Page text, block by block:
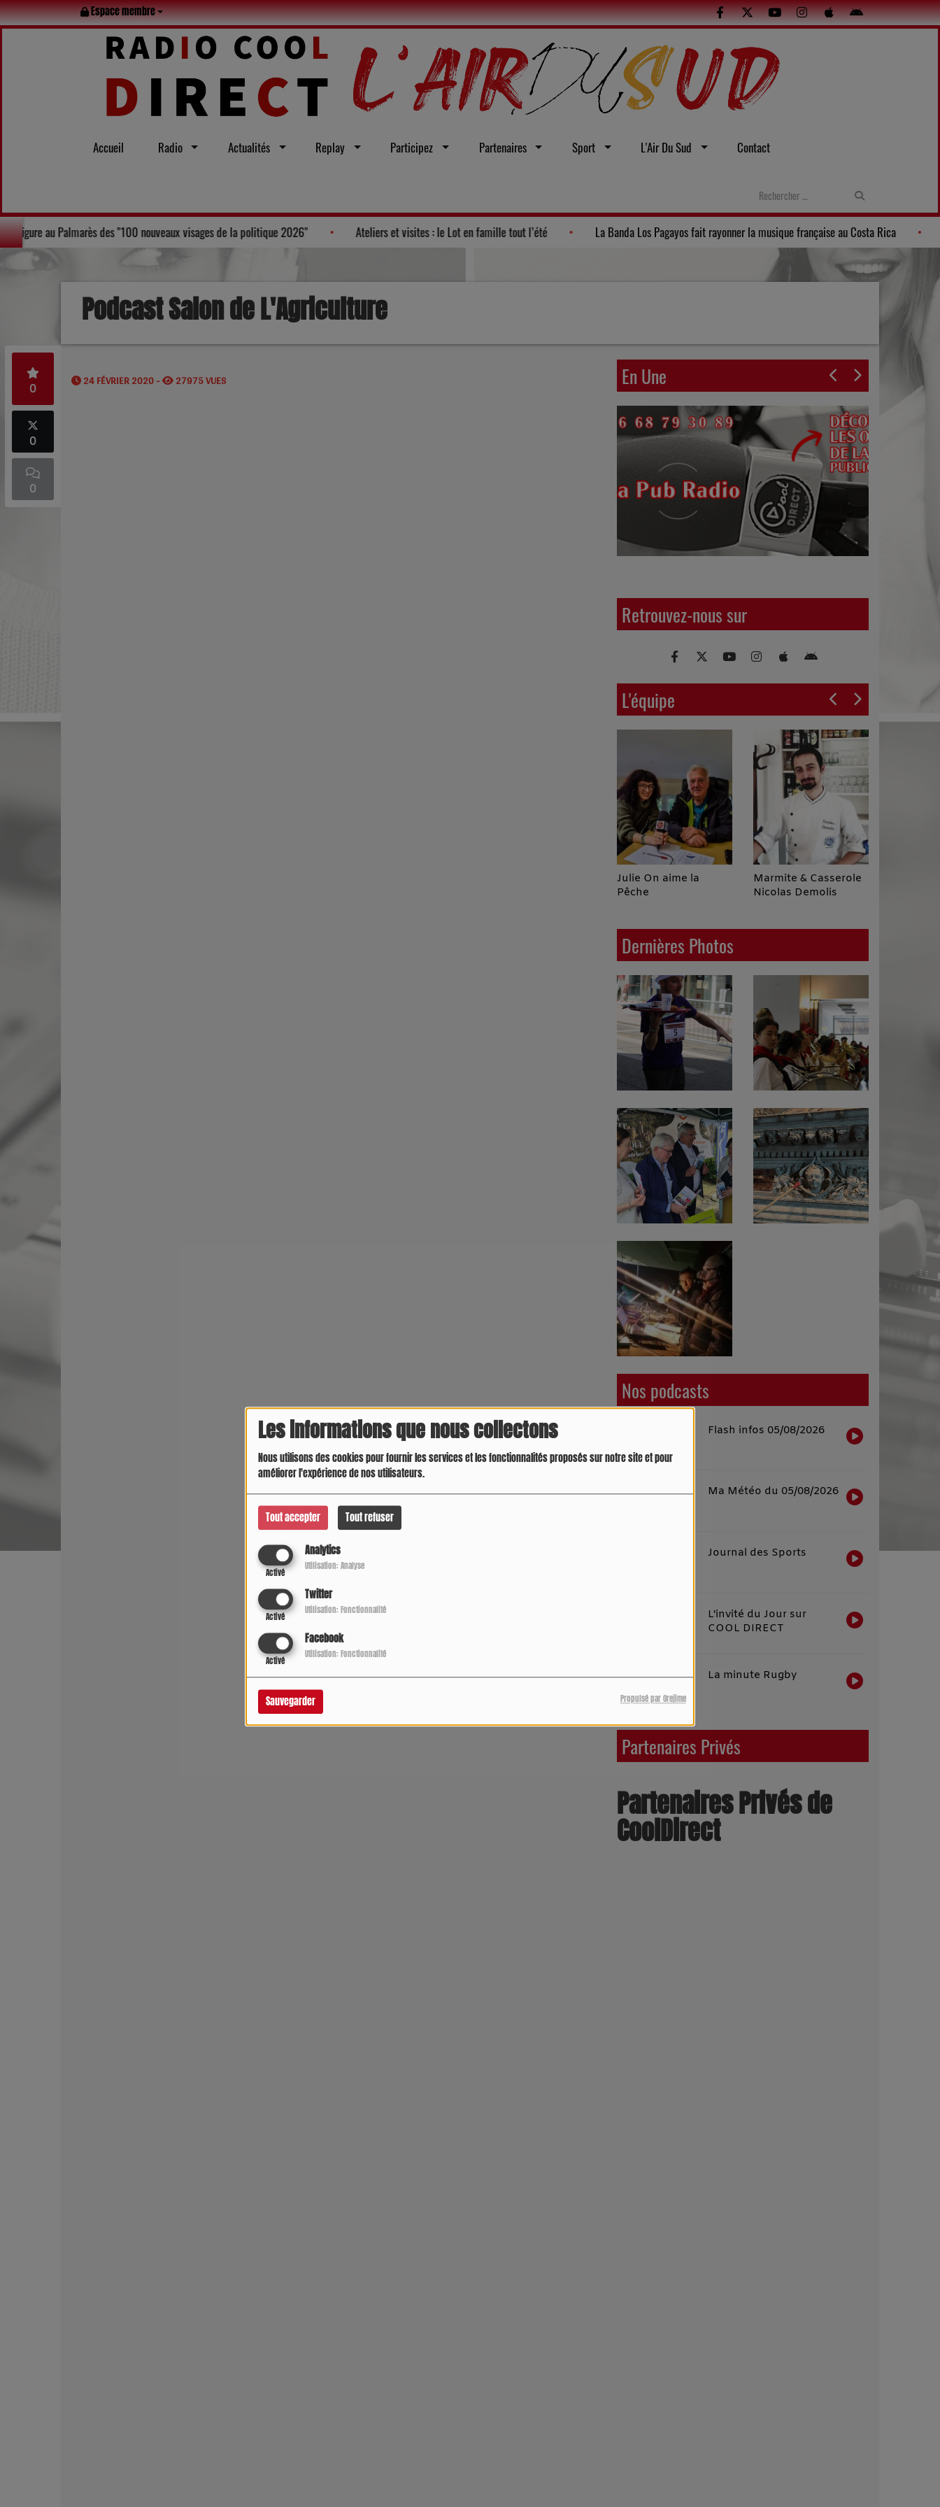
Les informations que nous collectons
Nous utilisons des cookies pour fournir les services et les fonctionnalités proposés sur notre site et pour
améliorer l'expérience de nos utilisateurs.
Tout accepter Tout refuser
Analytics
Activé
Utilisation: Analyse
Twitter
Activé
Utilisation: Fonctionnalité
Facebook
Activé
Utilisation: Fonctionnalité
Sauvegarder Propulsé par Orejime
Espace membre
Accueil Radio Actualités Replay Participez Partenaires Sport L'Air Du Sud Contact
d'Agen, Laurent Bruneau, figure au Palmarès des "100 nouveaux visages de la politique 2026" Ateliers et visites : le Lot en famille tout l’été La Banda Los Pagayos fait rayonner la musique française
Podcast Salon de L'Agriculture
0
0
0
24 FÉVRIER 2020 - 27975 VUES En Une
Retrouvez-nous sur
L'équipe
Julie On aime la
Pêche
Marmite & Casserole
Nicolas Demolis
Dernières Photos
Nos podcasts
Flash infos 05/08/2026
Ma Météo du 05/08/2026
Journal des Sports
L'invité du Jour sur
COOL DIRECT
La minute Rugby
Partenaires Privés
Partenaires Privés de
CoolDirect